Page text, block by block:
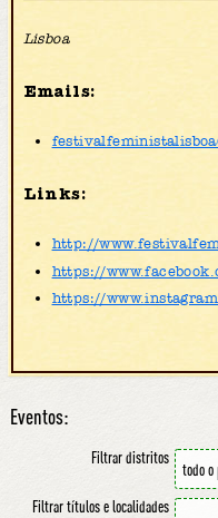
Lisboa
Emails:
Links:
http://
https://
https://
Eventos:
Filtrar distritos
Filtrar títulos e localidades